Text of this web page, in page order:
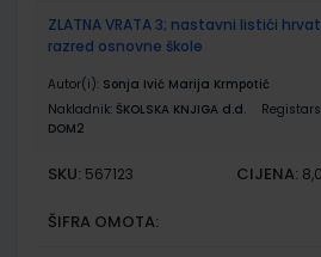
ZLATNA VRATA 3; nastavni listići
razred osnovne škole
Autor(i): Sonja Ivić Marija Krmpotić
Nakladnik: ŠKOLSKA KNJIGA d.d.
DOM2
SKU: 567123 CIJENA:
ŠIFRA OMOTA: